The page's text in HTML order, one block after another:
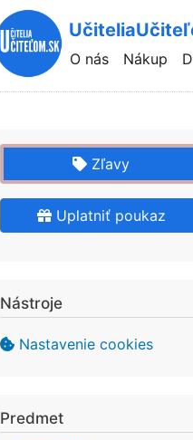
Hlavní
navigace
O nás Nákup
Zľavy
Uplatniť poukaz
Nástroje
Nastavenie cookies
Predmet